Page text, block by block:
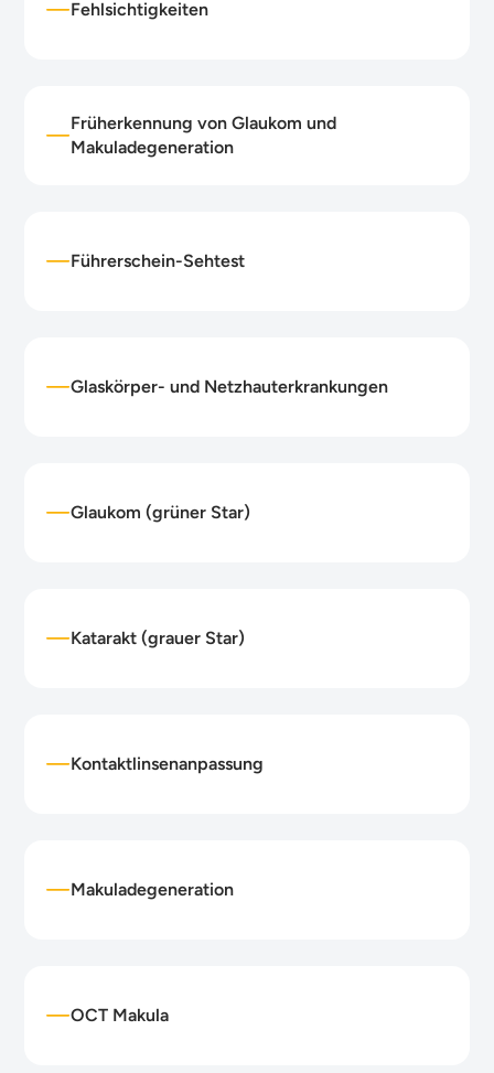
Fehlsichtigkeiten
Früherkennung von Glaukom und
Makuladegeneration
Führerschein-Sehtest
Glaskörper- und Netzhauterkrankungen
Glaukom (grüner Star)
Katarakt (grauer Star)
Kontaktlinsenanpassung
Makuladegeneration
OCT Makula